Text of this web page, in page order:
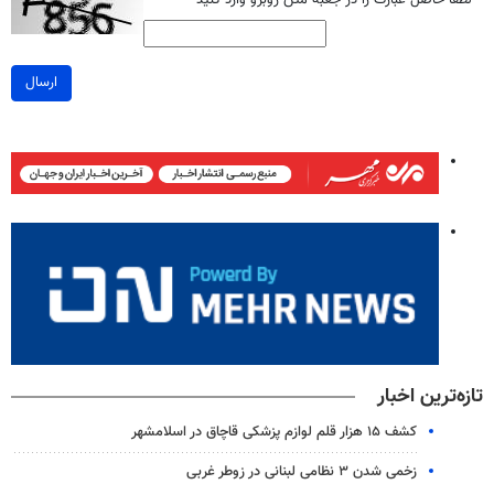
ارسال
تازه‌ترین اخبار
کشف ۱۵ هزار قلم لوازم پزشکی قاچاق در اسلامشهر
زخمی شدن ۳ نظامی لبنانی در زوطر غربی